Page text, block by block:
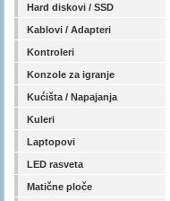
Hard diskovi / SSD
Kablovi / Adapteri
Kontroleri
Konzole za igranje
Kućišta / Napajanja
Kuleri
Laptopovi
LED rasveta
Matične ploče